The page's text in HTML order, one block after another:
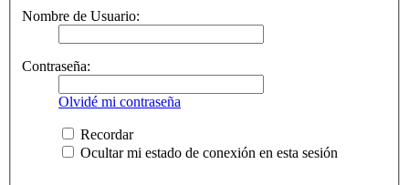
Nombre de Usuario:
Contraseña:
Olvidé mi contraseña
Recordar
Ocultar mi estado de conexión en esta sesión